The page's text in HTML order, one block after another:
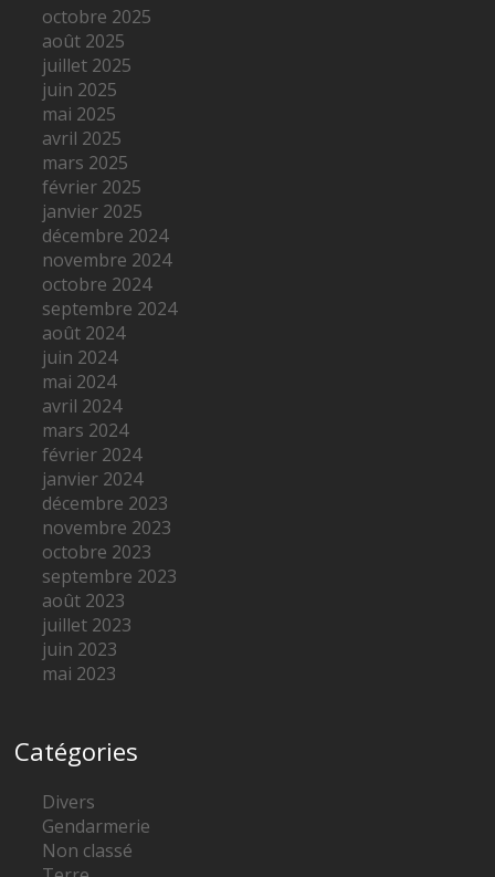
octobre 2025
août 2025
juillet 2025
juin 2025
mai 2025
avril 2025
mars 2025
février 2025
janvier 2025
décembre 2024
novembre 2024
octobre 2024
septembre 2024
août 2024
juin 2024
mai 2024
avril 2024
mars 2024
février 2024
janvier 2024
décembre 2023
novembre 2023
octobre 2023
septembre 2023
août 2023
juillet 2023
juin 2023
mai 2023
Catégories
Divers
Gendarmerie
Non classé